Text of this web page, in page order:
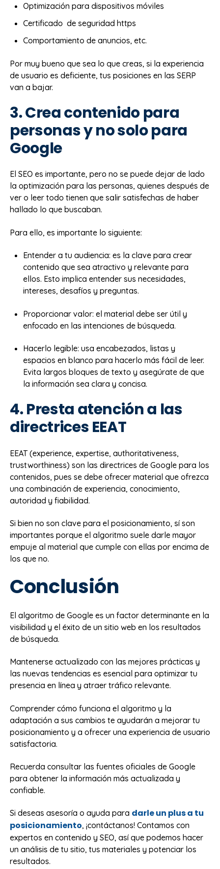
Optimización para dispositivos móviles
Certificado de seguridad https
Comportamiento de anuncios, etc.
Por muy bueno que sea lo que creas, si la experiencia
de usuario es deficiente, tus posiciones en las SERP
van a bajar.
3. Crea contenido para
personas y no solo para
Google
El SEO es importante, pero no se puede dejar de lado
la optimización para las personas, quienes después de
ver o leer todo tienen que salir satisfechas de haber
hallado lo que buscaban.
Para ello, es importante lo siguiente:
Entender a tu audiencia: es la clave para crear
contenido que sea atractivo y relevante para
ellos. Esto implica entender sus necesidades,
intereses, desafíos y preguntas.
Proporcionar valor: el material debe ser útil y
enfocado en las intenciones de búsqueda.
Hacerlo legible: usa encabezados, listas y
espacios en blanco para hacerlo más fácil de leer.
Evita largos bloques de texto y asegúrate de que
la información sea clara y concisa.
4. Presta atención a las
directrices EEAT
EEAT (experience, expertise, authoritativeness,
trustworthiness) son las directrices de Google para los
contenidos, pues se debe ofrecer material que ofrezca
una combinación de experiencia, conocimiento,
autoridad y fiabilidad.
Si bien no son clave para el posicionamiento, sí son
importantes porque el algoritmo suele darle mayor
empuje al material que cumple con ellas por encima de
los que no.
Conclusión
El algoritmo de Google es un factor determinante en la
visibilidad y el éxito de un sitio web en los resultados
de búsqueda.
Mantenerse actualizado con las mejores prácticas y
las nuevas tendencias es esencial para optimizar tu
presencia en línea y atraer tráfico relevante.
Comprender cómo funciona el algoritmo y la
adaptación a sus cambios te ayudarán a mejorar tu
posicionamiento y a ofrecer una experiencia de usuario
satisfactoria.
Recuerda consultar las fuentes oficiales de Google
para obtener la información más actualizada y
confiable.
Si deseas asesoría o ayuda para darle un plus a tu
posicionamiento, ¡contáctanos! Contamos con
expertos en contenido y SEO, así que podemos hacer
un análisis de tu sitio, tus materiales y potenciar los
resultados.